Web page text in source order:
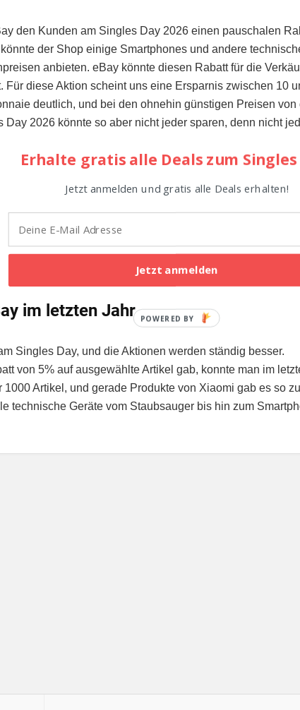
den Kunden am Singles Day 2026 einen pauschalen
der Shop einige Smartphones und andere
anbieten. eBay könnte diesen Rabatt für die
diese Aktion scheint uns eine Ersparnis zwischen 10
deutlich, und bei den ohnehin günstigen Preisen von
2026 könnte so aber nicht jeder sparen, denn nicht
Geräte.
an diesem Tag etwas kauft, einen gewissen Betrag
sein oder sich proportional zum Kaufpreis verhalten. Hier
die Belohnung auf unzählige Weisen gestalten kann.
den Singles Day 2026, weil die Verkäufer einen Artikel
Mit dieser Aktion würde die Nachfrage steigen, und man
nur liebäugelt.
im letzten Jahr
Singles Day, und die Aktionen werden ständig besser.
von 5% auf ausgewählte Artikel gab, konnte man im
Artikel, und gerade Produkte von Xiaomi gab es so
technische Geräte vom Staubsauger bis hin zum
Erhalte gratis alle Deals zum Singles
Jetzt anmelden und gratis alle Deals erhalten!
Jetzt anmelden
POWERED BY